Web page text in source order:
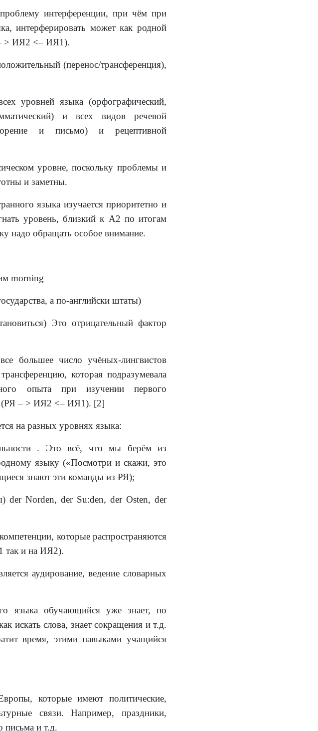
интерференции, при чём при
интерферировать может как родной
> ИЯ2 <– ИЯ1).
(перенос/трансференция),
уровней языка (орфографический,
и всех видов речевой
и письмо) и рецептивной
уровне, поскольку проблемы и
и заметны.
языка изучается приоритетно и
уровень, близкий к А2 по итогам
надо обращать особое внимание.
morning
а по-английски штаты)
Это отрицательный фактор
большее число учёных-лингвистов
которая подразумевала
опыта при изучении первого
(РЯ – > ИЯ2 <– ИЯ1). [2]
на разных уровнях языка:
. Это всё, что мы берём из
языку («Посмотри и скажи, это
знают эти команды из РЯ);
) der Norden, der Su:den, der Osten, der
которые распространяются
так и на ИЯ2).
аудирование, ведение словарных
языка обучающийся уже знает, по
искать слова, знает сокращения и т.д.
время, этими навыками учащийся
которые имеют политические,
связи. Например, праздники,
письма и т.д.